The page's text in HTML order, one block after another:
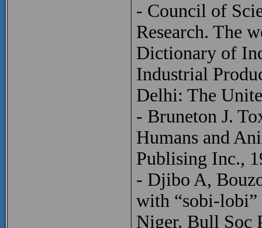
- Council of
Research. The
Dictionary of
Industrial
Delhi: The
- Bruneton J.
Humans and
Publising Inc.,
- Djibo A,
with “sobi-lobi”
Niger. Bull Soc